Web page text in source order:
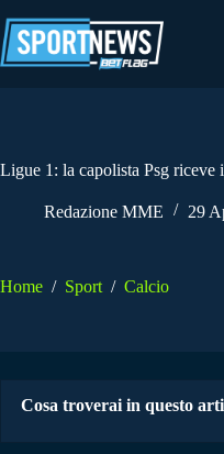
al
contenuto
Ligue 1: la capolista Psg riceve
Redazione MME 29
Home / Sport / Calcio
Cosa troverai in questo